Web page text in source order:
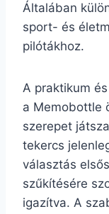
Általában
sport- és
pilótákhoz.
A praktikum
a Memobottle
szerepet
tekercs
választás
szűkítésére
igazítva. A